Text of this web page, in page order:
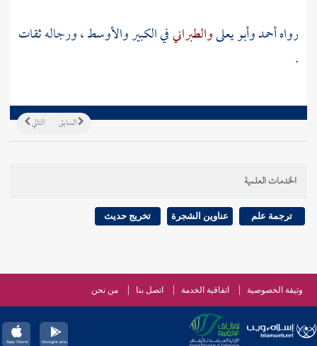
رواهأحمدوأبو يعلىوالطبرانيفي الكبير والأوسط ، ورجاله ثقات
.
التالي السابق
الخدمات العلمية
ترجمة علم عناوين الشجرة تخريج حديث
وثيقة الخصوصية اتفاقية الخدمة اتصل بنا من نحن